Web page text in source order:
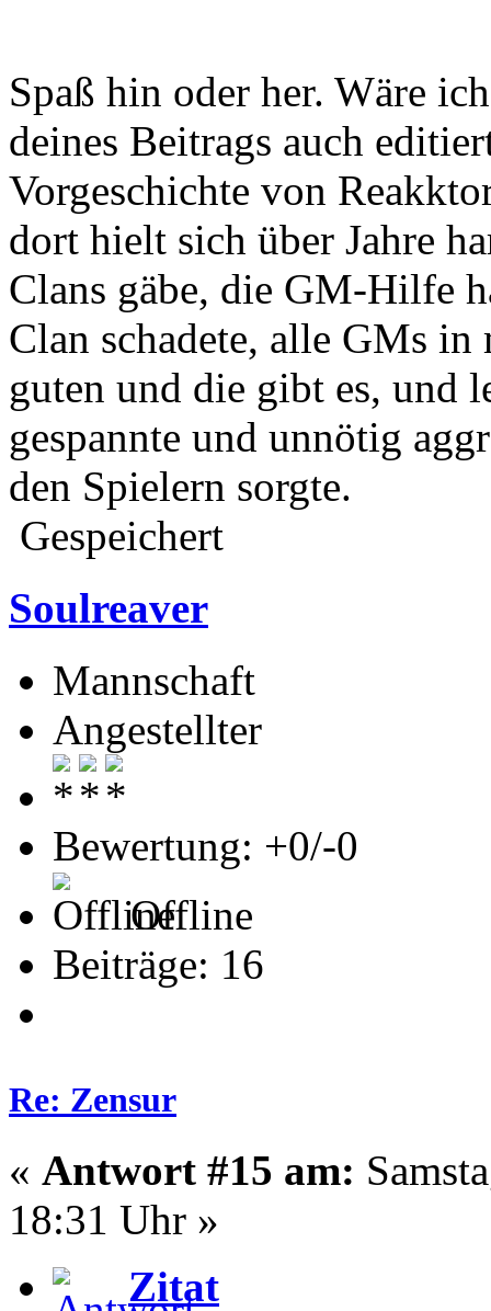
Spaß hin oder her. Wäre
deines Beitrags auch
Vorgeschichte von
dort hielt sich über Jahre
Clans gäbe, die GM-Hilfe
Clan schadete, alle GMs
guten und die gibt es, und
gespannte und unnötig
den Spielern sorgte.
Gespeichert
Soulreaver
Mannschaft
Angestellter
Bewertung: +0/-0
Offline
Beiträge: 16
Re: Zensur
« Antwort #15 am:
18:31 Uhr »
Zitat